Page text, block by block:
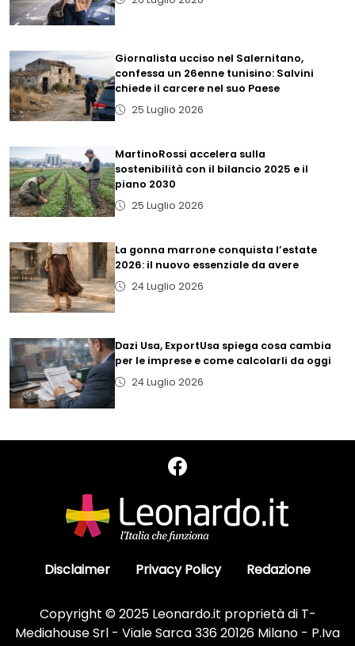
Giornalista ucciso nel Salernitano,
confessa un 26enne tunisino: Salvini
chiede il carcere nel suo Paese
25 Luglio 2026
MartinoRossi accelera sulla
sostenibilità con il bilancio 2025 e il
piano 2030
25 Luglio 2026
La gonna marrone conquista l’estate
2026: il nuovo essenziale da avere
24 Luglio 2026
Dazi Usa, ExportUsa spiega cosa cambia
per le imprese e come calcolarli da oggi
24 Luglio 2026
Disclaimer Privacy Policy Redazione
Copyright © 2025 Leonardo.it proprietà di T-
Mediahouse Srl - Viale Sarca 336 20126 Milano - P.Iva